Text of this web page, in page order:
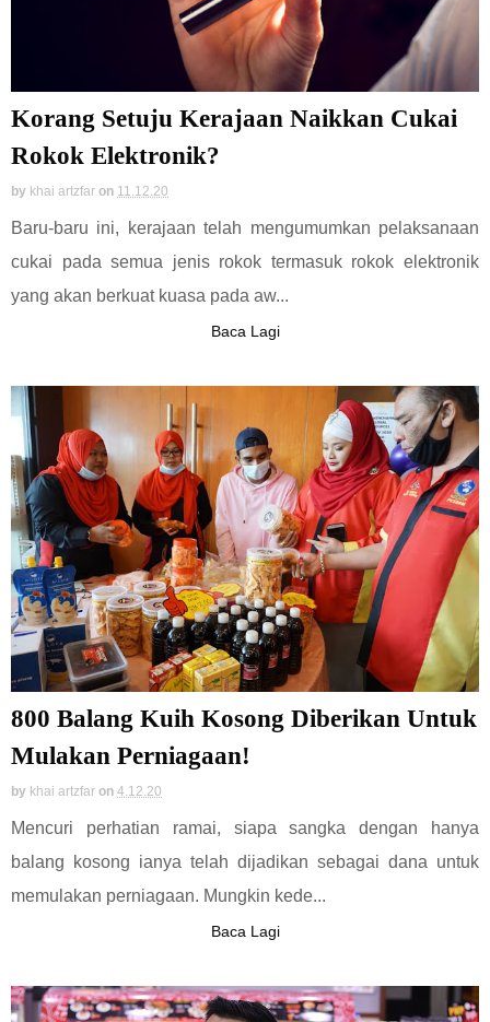
Korang Setuju Kerajaan Naikkan Cukai
Rokok Elektronik?
by khai artzfar on 11.12.20
Baru-baru ini, kerajaan telah mengumumkan pelaksanaan
cukai pada semua jenis rokok termasuk rokok elektronik
yang akan berkuat kuasa pada aw...
Baca Lagi
800 Balang Kuih Kosong Diberikan Untuk
Mulakan Perniagaan!
by khai artzfar on 4.12.20
Mencuri perhatian ramai, siapa sangka dengan hanya
balang kosong ianya telah dijadikan sebagai dana untuk
memulakan perniagaan. Mungkin kede...
Baca Lagi